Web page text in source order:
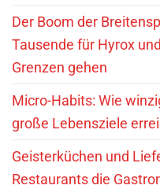
Der Boom der
Tausende für Hyrox
Grenzen gehen
Micro-Habits: Wie
große Lebensziele
Geisterküchen und
Restaurants die